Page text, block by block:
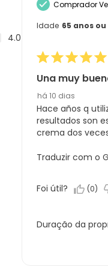
estrelas.
estrela.
4.0
Comprador
Idade 65 anos
Una muy
há 10 dias
Hace años q
resultados son
crema dos
Traduzir com o
Duração da
Foi útil? (0)